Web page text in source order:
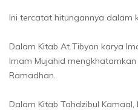
Ini tercatat hitungannya dalam
Dalam Kitab At Tibyan karya
Imam Mujahid
Ramadhan.
Dalam Kitab Tahdzibul